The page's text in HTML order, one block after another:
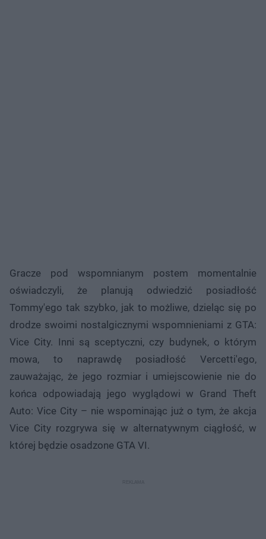
Gracze pod wspomnianym postem momentalnie
oświadczyli, że planują odwiedzić posiadłość
Tommy'ego tak szybko, jak to możliwe, dzieląc się po
drodze swoimi nostalgicznymi wspomnieniami z GTA:
Vice City. Inni są sceptyczni, czy budynek, o którym
mowa, to naprawdę posiadłość Vercetti'ego,
zauważając, że jego rozmiar i umiejscowienie nie do
końca odpowiadają jego wyglądowi w Grand Theft
Auto: Vice City – nie wspominając już o tym, że akcja
Vice City rozgrywa się w alternatywnym ciągłość, w
której będzie osadzone GTA VI.